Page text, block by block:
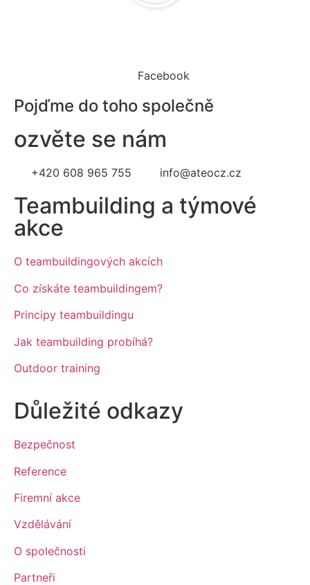
Facebook
Pojďme do toho společně
ozvěte se nám
+420 608 965 755 info@ateocz.cz
Teambuilding a týmové
akce
O teambuildingových akcích
Co získáte teambuildingem?
Principy teambuildingu
Jak teambuilding probíhá?
Outdoor training
Důležité odkazy
Bezpečnost
Reference
Firemní akce
Vzdělávání
O společnosti
Partneři